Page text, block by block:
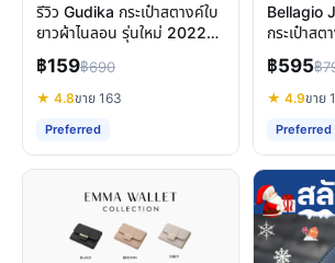
รีวิว Gudika กระเป๋าสตางค์ใบ
ยาวผ้าไนลอน รุ่นใหม่ 2022
ทนทาน กันน้ำ
฿159฿690
★ 4.8ขาย 163
Preferred
Bellagio
กระเป๋าส
ฟังก์ชันครบ
฿595฿
★ 4.9ขาย
Preferred